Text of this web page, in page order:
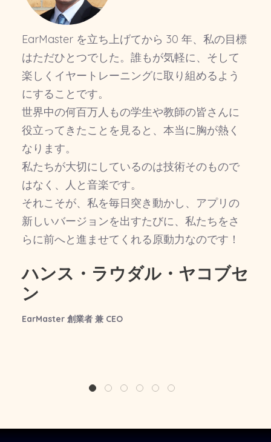
EarMaster を立ち上げてから 30 年、私の目標
はただひとつでした。誰もが気軽に、そして
楽しくイヤートレーニングに取り組めるよう
にすることです。
世界中の何百万人もの学生や教師の皆さんに
役立ってきたことを見ると、本当に胸が熱く
なります。
私たちが大切にしているのは技術そのもので
はなく、人と音楽です。
それこそが、私を毎日突き動かし、アプリの
新しいバージョンを出すたびに、私たちをさ
らに前へと進ませてくれる原動力なのです！
ハンス・ラウダル・ヤコブセ
ン
EarMaster 創業者 兼 CEO
1 2 3 4 5 6